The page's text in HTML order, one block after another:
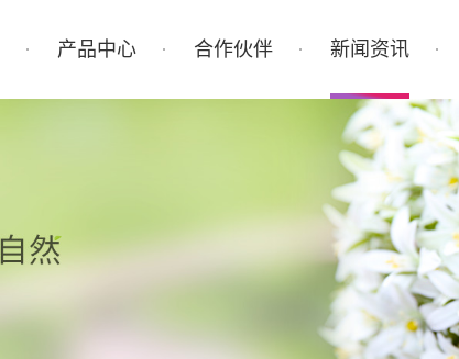
产品中心 合作伙伴 新闻资讯